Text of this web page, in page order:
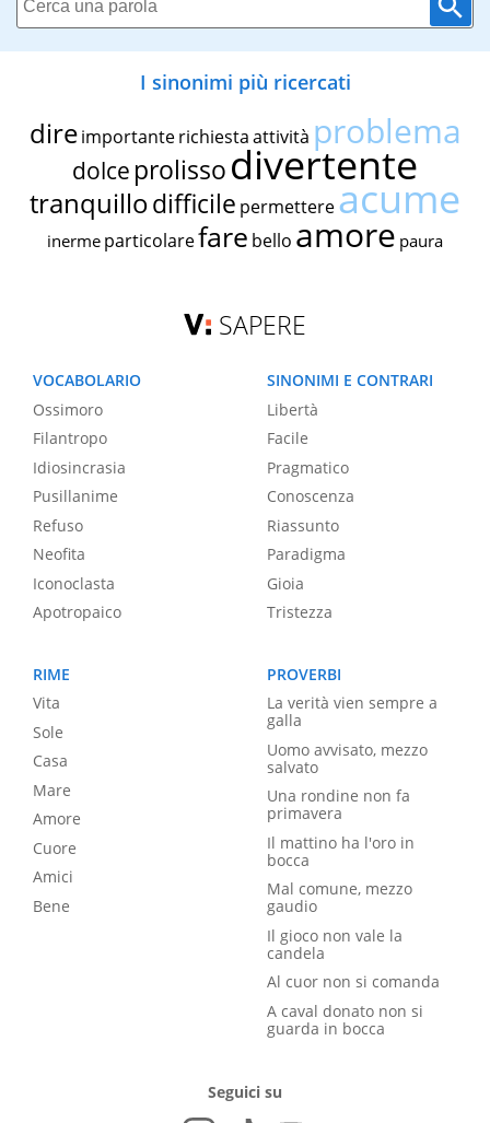
I sinonimi più ricercati
dire importante richiestaattività problema
dolce prolissodivertente
tranquillodifficile permettereacume
inerme particolarefare bello amore paura
SAPERE
VOCABOLARIO
Ossimoro
Filantropo
Idiosincrasia
Pusillanime
Refuso
Neofita
Iconoclasta
Apotropaico
SINONIMI E CONTRARI
Libertà
Facile
Pragmatico
Conoscenza
Riassunto
Paradigma
Gioia
Tristezza
RIME
Vita
Sole
Casa
Mare
Amore
Cuore
Amici
Bene
PROVERBI
La verità vien sempre a
galla
Uomo avvisato, mezzo
salvato
Una rondine non fa
primavera
Il mattino ha l'oro in
bocca
Mal comune, mezzo
gaudio
Il gioco non vale la
candela
Al cuor non si comanda
A caval donato non si
guarda in bocca
Seguici su